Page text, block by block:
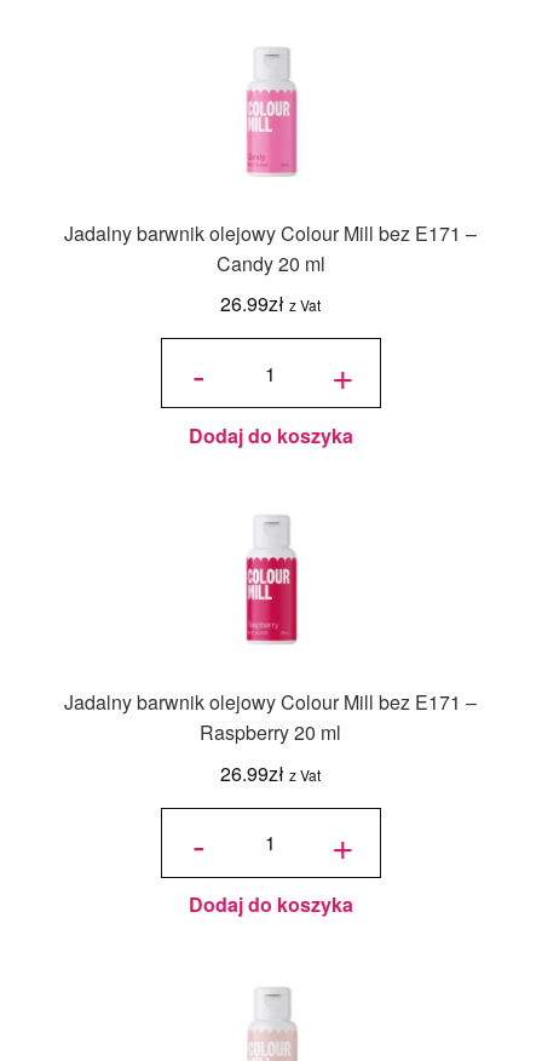
Jadalny barwnik olejowy Colour Mill bez E171 –
Candy 20 ml
26.99zł z Vat
-
ilość
olejowy
Colour
Mill bez
E171 -
Candy
+
Dodaj do koszyka
Jadalny barwnik olejowy Colour Mill bez E171 –
Raspberry 20 ml
26.99zł z Vat
-
ilość
olejowy
Colour
Mill bez
E171 -
Raspberry
+
Dodaj do koszyka